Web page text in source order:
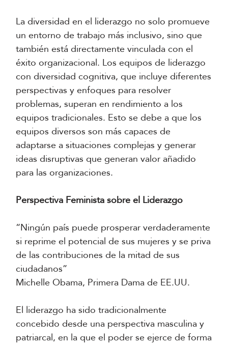
La diversidad en el liderazgo no solo promueve
un entorno de trabajo más inclusivo, sino que
también está directamente vinculada con el
éxito organizacional. Los equipos de liderazgo
con diversidad cognitiva, que incluye diferentes
perspectivas y enfoques para resolver
problemas, superan en rendimiento a los
equipos tradicionales. Esto se debe a que los
equipos diversos son más capaces de
adaptarse a situaciones complejas y generar
ideas disruptivas que generan valor añadido
para las organizaciones.
Perspectiva Feminista sobre el Liderazgo
“Ningún país puede prosperar verdaderamente
si reprime el potencial de sus mujeres y se priva
de las contribuciones de la mitad de sus
ciudadanos”
Michelle Obama, Primera Dama de EE.UU.
El liderazgo ha sido tradicionalmente
concebido desde una perspectiva masculina y
patriarcal, en la que el poder se ejerce de forma